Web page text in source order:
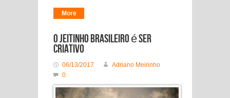
More
O jeitinho brasileiro é ser
criativo
06/13/2017
Adriano Meirinho
0